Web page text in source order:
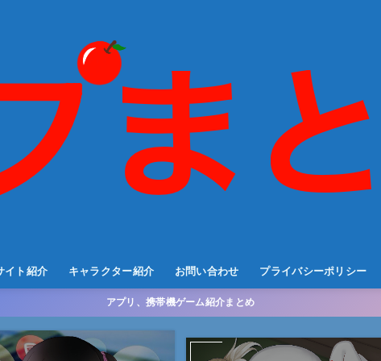
イト紹介 キャラクター紹介 お問い合わせ プライバシーポリシー
アプリ、携帯機ゲーム紹介まとめ